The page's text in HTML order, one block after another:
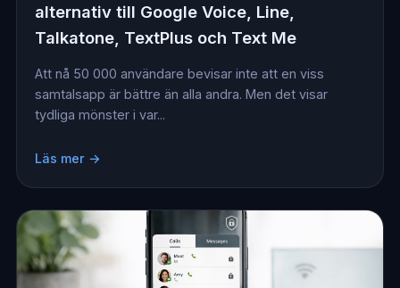
alternativ till Google Voice, Line,
Talkatone, TextPlus och Text Me
Att nå 50 000 användare bevisar inte att en viss
samtalsapp är bättre än alla andra. Men det visar
tydliga mönster i var...
Läs mer →